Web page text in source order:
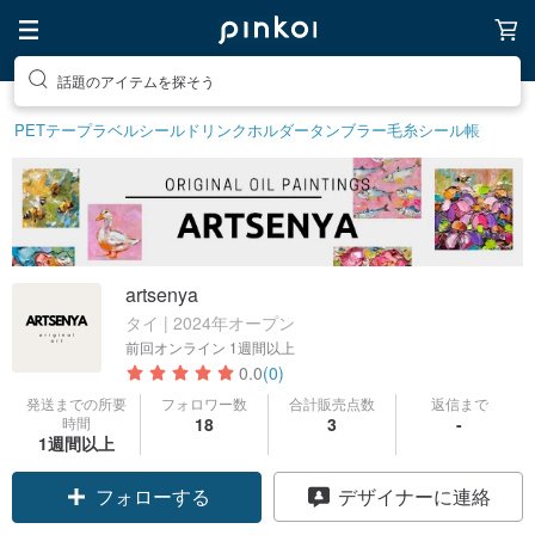
話題のアイテムを探そう
PETテープラベルシール ドリンクホルダータンブラー毛糸シール帳
artsenya
タイ | 2024年オープン
前回オンライン 1週間以上
0.0(0)
発送までの所要
時間
1週間以上
フォロワー数
18
合計販売点数
3
返信まで
-
フォローする デザイナーに連絡